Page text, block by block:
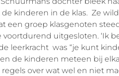
kinderen in de klas. Ze
een groep klasgenoten
voortdurend uitgesloten. ‘Ik
leerkracht was “je kunt
de kinderen meteen bij
over wat wel en niet